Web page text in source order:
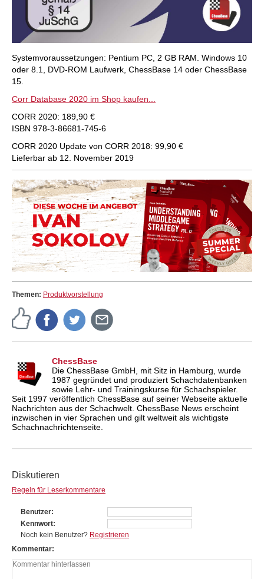
Systemvoraussetzungen: Pentium PC, 2 GB RAM. Windows 10
oder 8.1, DVD-ROM Laufwerk, ChessBase 14 oder ChessBase
15.
Corr Database 2020 im Shop kaufen...
CORR 2020: 189,90 €
ISBN 978-3-86681-745-6
CORR 2020 Update von CORR 2018: 99,90 €
Lieferbar ab 12. November 2019
Themen: Produktvorstellung
ChessBase
Die ChessBase GmbH, mit Sitz in Hamburg, wurde
1987 gegründet und produziert Schachdatenbanken
sowie Lehr- und Trainingskurse für Schachspieler.
Seit 1997 veröffentlich ChessBase auf seiner Webseite aktuelle
Nachrichten aus der Schachwelt. ChessBase News erscheint
inzwischen in vier Sprachen und gilt weltweit als wichtigste
Schachnachrichtenseite.
Diskutieren
Regeln für Leserkommentare
Benutzer
Kennwort
Noch kein Benutzer? Registrieren
Kommentar